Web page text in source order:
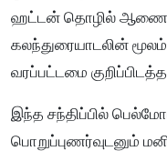
ஹட்டன் தொழில்
கலந்துரையாடலின்
வரப்பட்டமை
இந்த சந்திப்பில்
பொறுப்புணர்வுடனும்